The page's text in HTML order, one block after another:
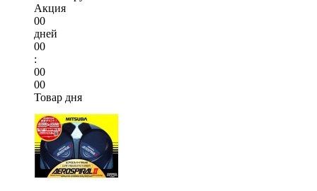
Акция
00
дней
00
:
00
00
Товар дня